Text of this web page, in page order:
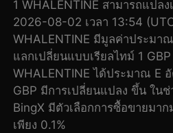
1 WHALENTINE สามารถแปลง
2026-08-02 เวลา 13:54
WHALENTINE มีมูลค่าประมา
แลกเปลี่ยนแบบเรียลไทม์ 1
WHALENTINE ได้ประมาณ E
GBP มีการเปลี่ยนแปลง ขึ้น ใน
BingX มีตัวเลือกการซื้อขายมา
เพียง 0.1%